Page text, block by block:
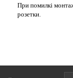
При помилкі
розетки.